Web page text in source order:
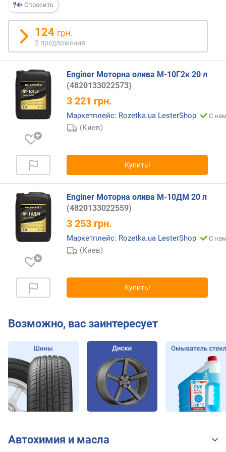
т
в
е
т
с
т
в
и
е
с
н
а
т
м
J
A
S
O
Спросить
124 грн.
2 предложения
Enginer Моторна олива М-10Г2к 20 л
(4820133022573)
3 221 грн.
Маркетплейс: Rozetka.ua LesterShop С
(Киев)
Купить!
Enginer Моторна олива М-10ДМ 20 л
(4820133022559)
3 253 грн.
Маркетплейс: Rozetka.ua LesterShop С
(Киев)
Купить!
Возможно, вас заинтересует
Автохимия и масла